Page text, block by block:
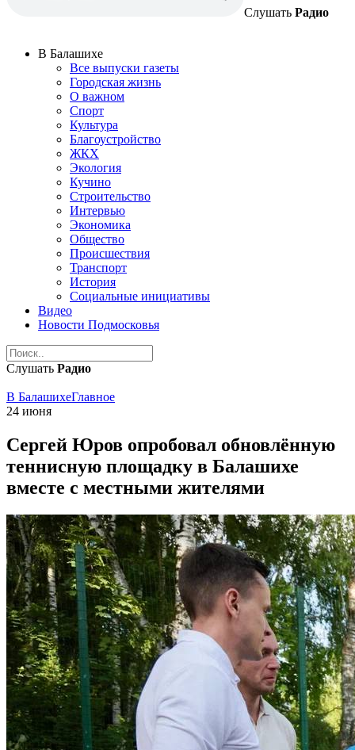
Слушать Радио
В Балашихе
Все выпуски газеты
Городская жизнь
О важном
Спорт
Культура
Благоустройство
ЖКХ
Экология
Кучино
Строительство
Интервью
Экономика
Общество
Происшествия
Транспорт
История
Социальные инициативы
Видео
Новости Подмосковья
Слушать Радио
В БалашихеГлавное
24 июня
Сергей Юров опробовал обновлённую
теннисную площадку в Балашихе
вместе с местными жителями